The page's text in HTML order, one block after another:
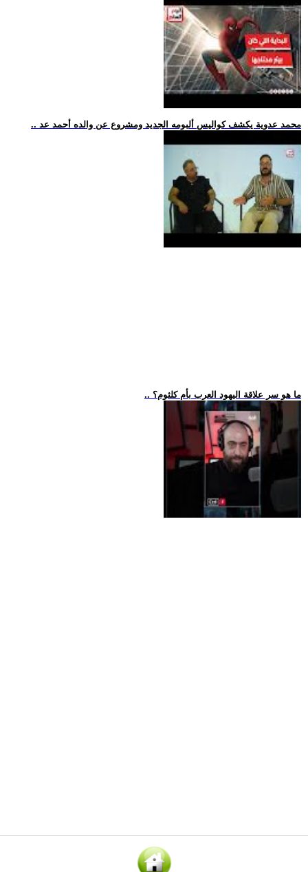
.. محمد عدوية يكشف كواليس ألبومه الجديد ومشروع عن والده أحمد عد
.. ما هو سر علاقة اليهود العرب بأم كلثوم؟